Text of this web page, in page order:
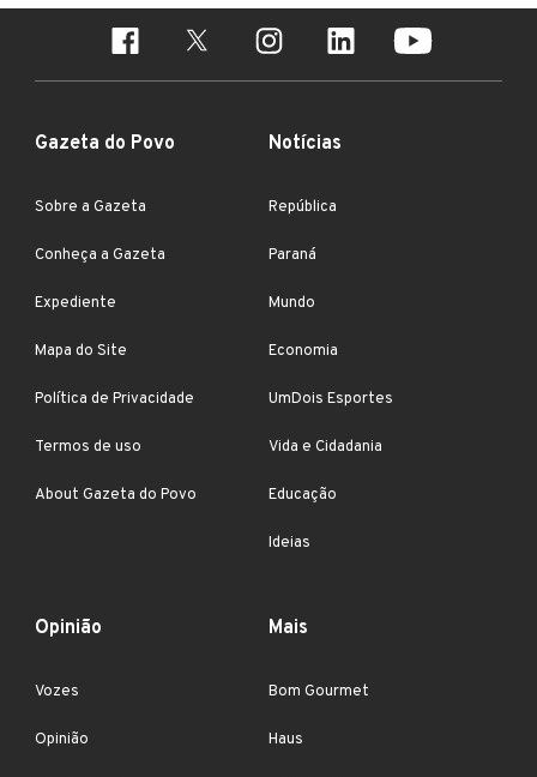
Gazeta do Povo
Sobre a Gazeta
Conheça a Gazeta
Expediente
Mapa do Site
Política de Privacidade
Termos de uso
About Gazeta do Povo
Notícias
República
Paraná
Mundo
Economia
UmDois Esportes
Vida e Cidadania
Educação
Ideias
Opinião
Vozes
Opinião
Mais
Bom Gourmet
Haus